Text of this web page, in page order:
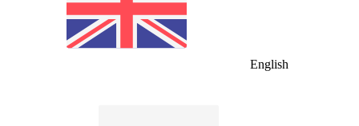
English